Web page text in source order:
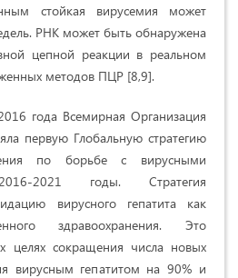
стойкая вирусемия может
РНК может быть обнаружена
цепной реакции в реальном
методов ПЦР [8,9].
года Всемирная Организация
первую Глобальную стратегию
по борьбе с вирусными
2021 годы. Стратегия
вирусного гепатита как
здравоохранения. Это
целях сокращения числа новых
вирусным гепатитом на 90% и